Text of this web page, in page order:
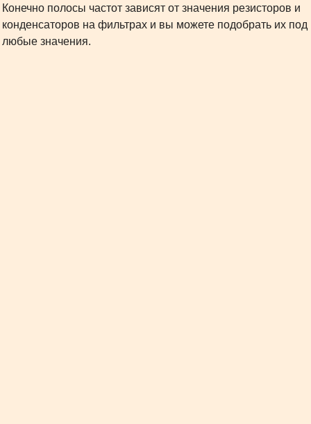
Конечно полосы частот зависят от значения резисторов и
конденсаторов на фильтрах и вы можете подобрать их под
любые значения.